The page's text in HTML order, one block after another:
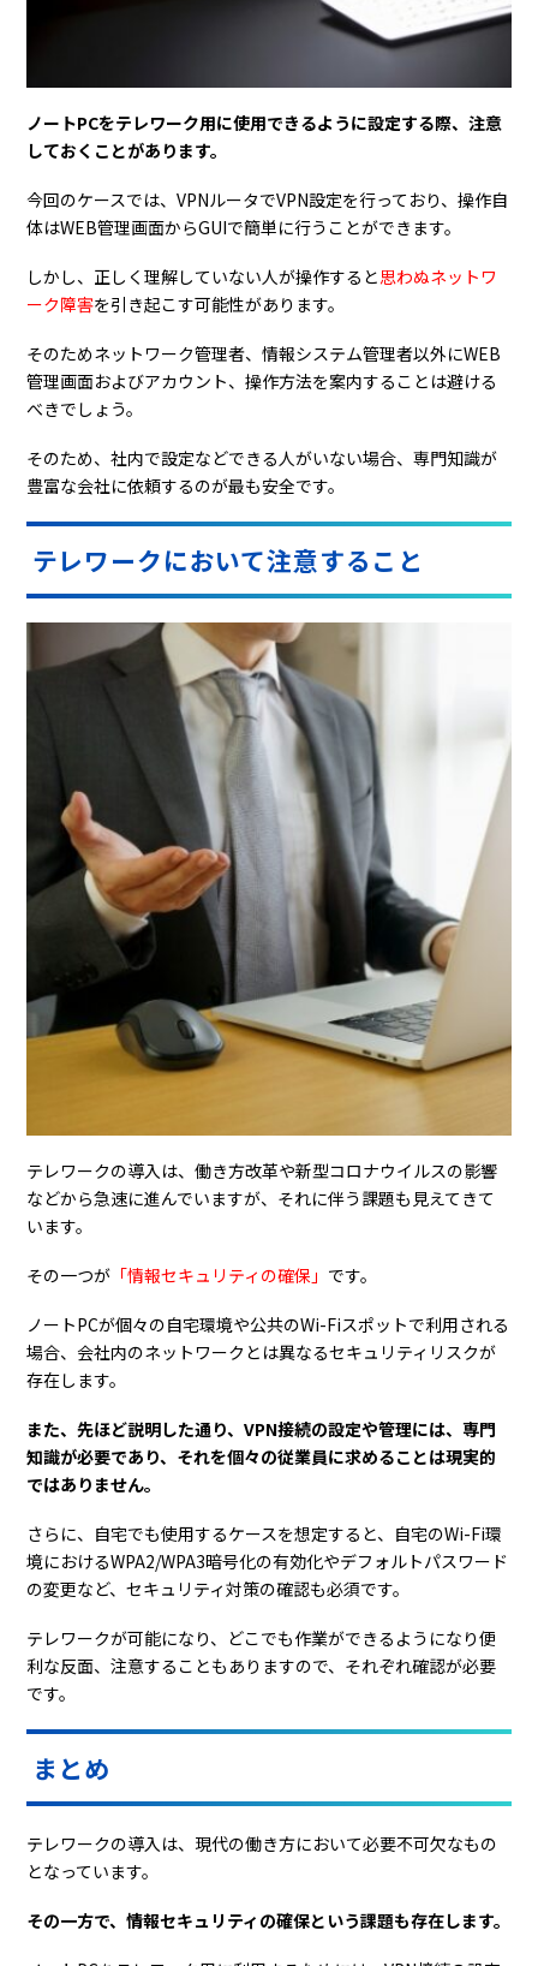
ノートPCをテレワーク用に使用できるように設定する際、注意
しておくことがあります。
今回のケースでは、VPNルータでVPN設定を行っており、操作自
体はWEB管理画面からGUIで簡単に行うことができます。
しかし、正しく理解していない人が操作すると思わぬネットワ
ーク障害を引き起こす可能性があります。
そのためネットワーク管理者、情報システム管理者以外にWEB
管理画面およびアカウント、操作方法を案内することは避ける
べきでしょう。
そのため、社内で設定などできる人がいない場合、専門知識が
豊富な会社に依頼するのが最も安全です。
テレワークにおいて注意すること
テレワークの導入は、働き方改革や新型コロナウイルスの影響
などから急速に進んでいますが、それに伴う課題も見えてきて
います。
その一つが 「情報セキュリティの確保」 です。
ノートPCが個々の自宅環境や公共のWi-Fiスポットで利用される
場合、会社内のネットワークとは異なるセキュリティリスクが
存在します。
また、先ほど説明した通り、VPN接続の設定や管理には、専門
知識が必要であり、それを個々の従業員に求めることは現実的
ではありません。
さらに、自宅でも使用するケースを想定すると、自宅のWi-Fi環
境におけるWPA2/WPA3暗号化の有効化やデフォルトパスワード
の変更など、セキュリティ対策の確認も必須です。
テレワークが可能になり、どこでも作業ができるようになり便
利な反面、注意することもありますので、それぞれ確認が必要
です。
まとめ
テレワークの導入は、現代の働き方において必要不可欠なもの
となっています。
その一方で、情報セキュリティの確保という課題も存在します。